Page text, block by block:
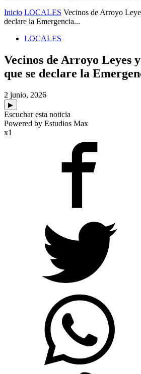
Inicio LOCALES Vecinos de Arroyo
declare la Emergencia...
LOCALES
Vecinos de Arroyo Leyes
que se declare la
2 junio, 2026
▶
Escuchar esta noticia
Powered by Estudios Max
x1